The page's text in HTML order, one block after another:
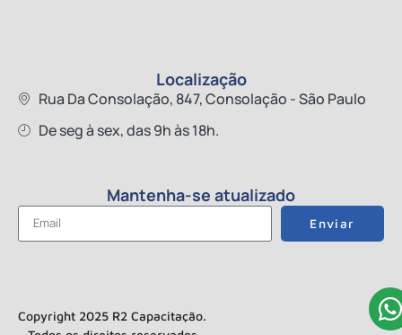
Localização
Rua Da Consolação, 847, Consolação - São Paulo
De seg à sex, das 9h às 18h.
Mantenha-se atualizado
Enviar
Copyright 2025 R2 Capacitação.